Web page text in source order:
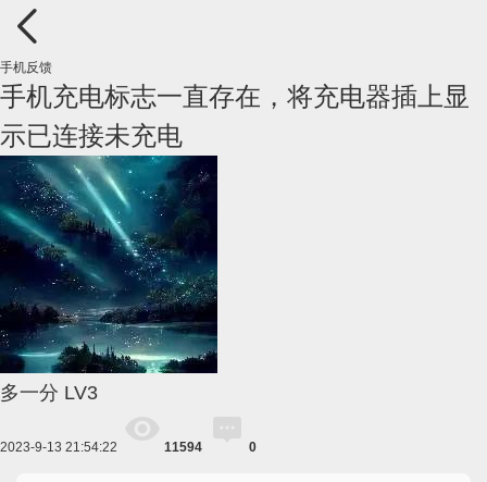
手机反馈
手机充电标志一直存在，将充电器插上显
示已连接未充电
多一分 LV3
2023-9-13 21:54:22 11594 0